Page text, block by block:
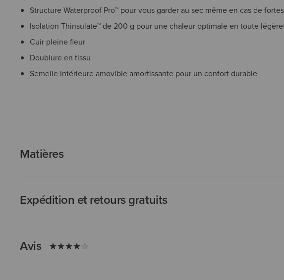
Structure Waterproof Pro™ pour vous garder au sec même en cas de
Isolation Thinsulate™ de 200 g pour une chaleur optimale en toute
Cuir pleine fleur
Doublure en tissu
Semelle intérieure amovible amortissante pour un confort durable
Matières
Expédition et retours gratuits
Avis